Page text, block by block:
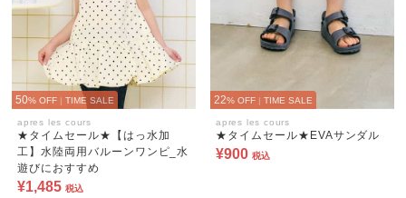
50% OFF | TIME SALE
apres les cours
★タイムセール★【はっ水加
工】水陸両用バルーンワンピ_水
遊びにおすすめ
¥1,485 税込
22% OFF | TIME SALE
apres les cours
★タイムセール★EVAサンダル
¥900 税込